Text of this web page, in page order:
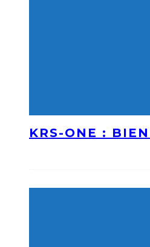
KRS-ONE :